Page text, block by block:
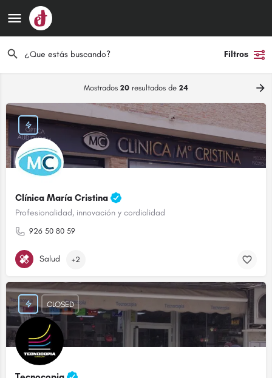
Filtros
Mostrados 20 resultados de 24
Clínica María Cristina
Profesionalidad, innovación y cordialidad
926 50 80 59
Salud +2
CLOSED